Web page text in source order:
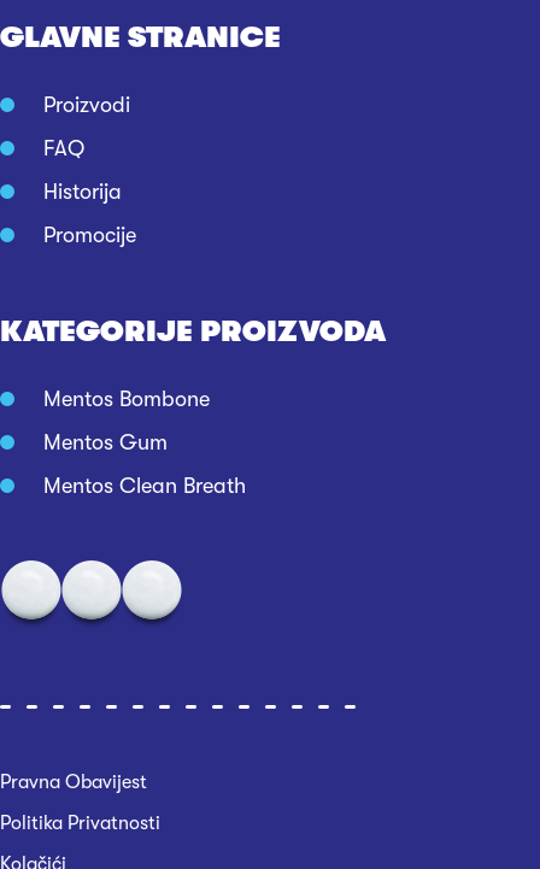
GLAVNE STRANICE
Proizvodi
FAQ
Historija
Promocije
KATEGORIJE PROIZVODA
Mentos Bombone
Mentos Gum
Mentos Clean Breath
Pravna Obavijest
Politika Privatnosti
Kolačići